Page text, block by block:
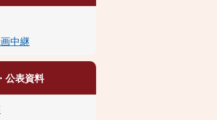
中継
公表資料